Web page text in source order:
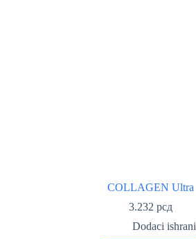
COLLAGEN Ultra
3.232 рсд
Dodaci ishrani